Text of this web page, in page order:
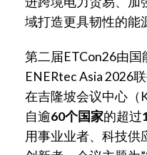
域打造更具韧性的能
第二届ETCon26由
ENERtec Asia 2026
在吉隆坡会议中心（
自逾60个国家的超过
用事业业者、科技供